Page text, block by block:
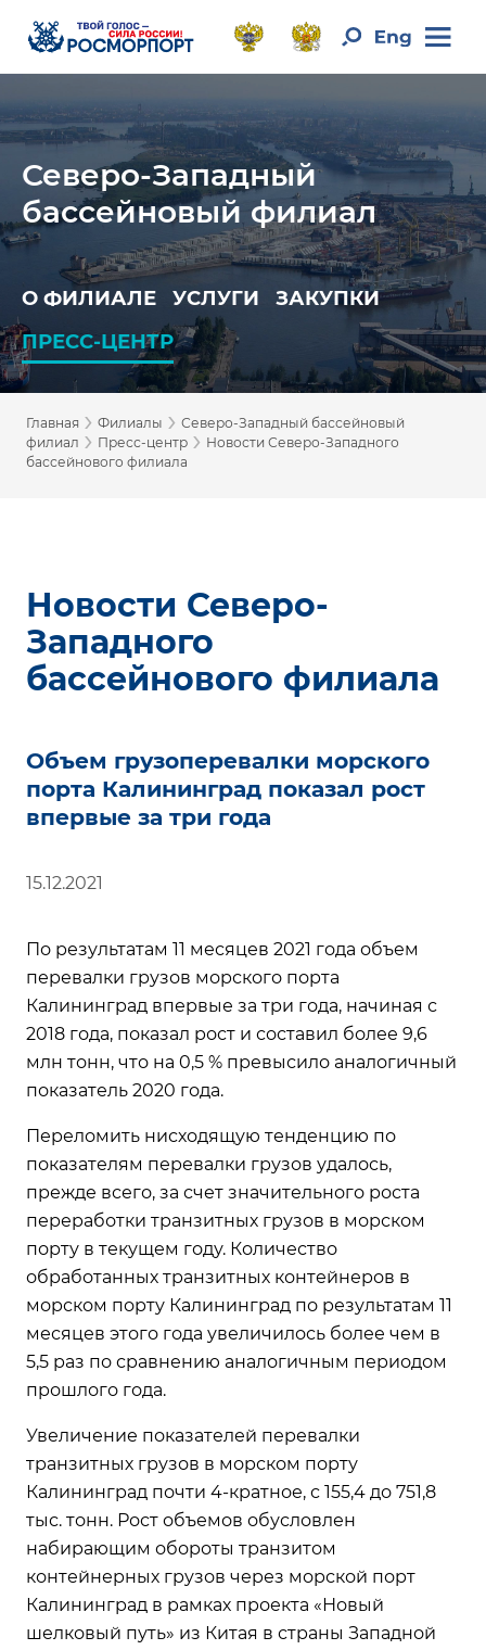
Северо-Западный
бассейновый филиал
О ФИЛИАЛЕ УСЛУГИ
ЗАКУПКИ
ПРЕСС-ЦЕНТР
Главная › Филиалы › Северо-Западный бассейновый
филиал › Пресс-центр › Новости Северо-Западного
бассейнового филиала
Новости Северо-
Западного
бассейнового филиала
Объем грузоперевалки морского
порта Калининград показал рост
впервые за три года
15.12.2021
По результатам 11 месяцев 2021 года объем
перевалки грузов морского порта
Калининград впервые за три года, начиная с
2018 года, показал рост и составил более 9,6
млн тонн, что на 0,5 % превысило аналогичный
показатель 2020 года.
Переломить нисходящую тенденцию по
показателям перевалки грузов удалось,
прежде всего, за счет значительного роста
переработки транзитных грузов в морском
порту в текущем году. Количество
обработанных транзитных контейнеров в
морском порту Калининград по результатам 11
месяцев этого года увеличилось более чем в
5,5 раз по сравнению аналогичным периодом
прошлого года.
Увеличение показателей перевалки
транзитных грузов в морском порту
Калининград почти 4-кратное, с 155,4 до 751,8
тыс. тонн. Рост объемов обусловлен
набирающим обороты транзитом
контейнерных грузов через морской порт
Калининград в рамках проекта «Новый
шелковый путь» из Китая в страны Западной